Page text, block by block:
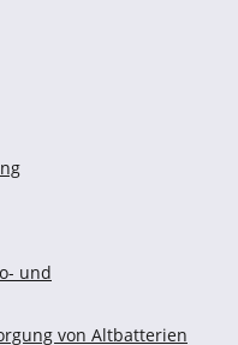
und
von Altbatterien